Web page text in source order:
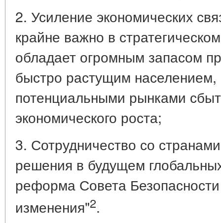
2. Усиление экономических
крайне важно в
обладает огромным запасом
быстро растущим населением,
потенциальными рынками
экономического роста;
3. Сотрудничество со
решения в будущем
реформа Совета
изменения"2.